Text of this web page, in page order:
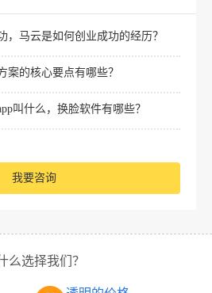
，马云是如何创业成功的经历？
案的核心要点有哪些？
叫什么，换脸软件有哪些？
我要咨询
么选择我们？